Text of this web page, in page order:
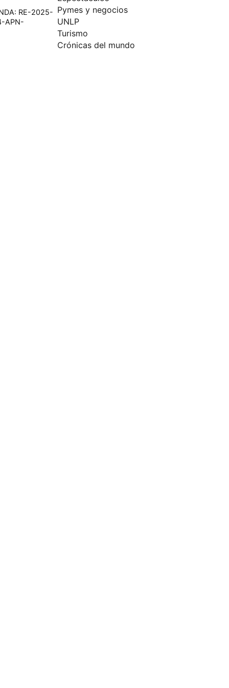
RE-2025-
APN-
Pymes y negocios
UNLP
Turismo
Crónicas del mundo